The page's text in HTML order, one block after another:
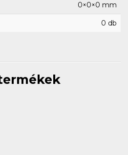
0×0×0 mm
0 db